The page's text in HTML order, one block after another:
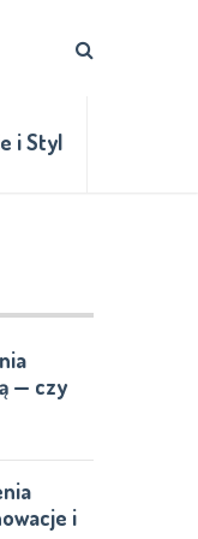
i Styl
— czy
i